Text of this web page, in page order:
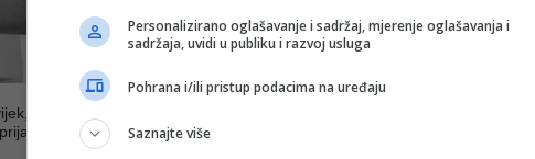
fotografiju su uz srdačne komentare lajkovali mnogi Eminini
Personalizirano oglašavanje i sadržaj, mjerenje oglašavanja i
sadržaja, uvidi u publiku i razvoj usluga
Pohrana i/ili pristup podacima na uređaju
Saznajte više